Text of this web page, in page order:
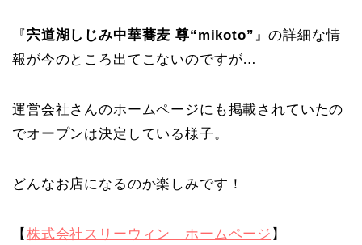
『宍道湖しじみ中華蕎麦 尊“mikoto” 』の詳細な情
報が今のところ出てこないのですが…
運営会社さんのホームページにも掲載されていたの
でオープンは決定している様子。
どんなお店になるのか楽しみです！
【 株式会社スリーウィン ホームページ 】